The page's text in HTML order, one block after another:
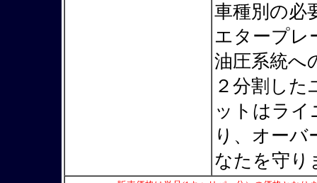
車種別の必
エタープレ
油圧系統へ
２分割し
ットはライ
り、オー
なたを守り